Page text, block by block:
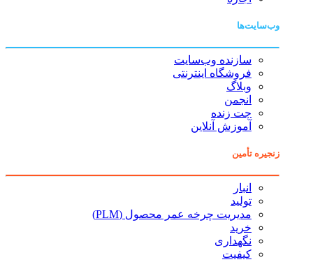
وب‌سایت‌ها
سازنده وب‌سایت
فروشگاه اینترنتی
وبلاگ
انجمن
چت زنده
آموزش آنلاین
زنجیره تأمین
انبار
تولید
مدیریت چرخه عمر محصول (PLM)
خرید
نگهداری
کیفیت